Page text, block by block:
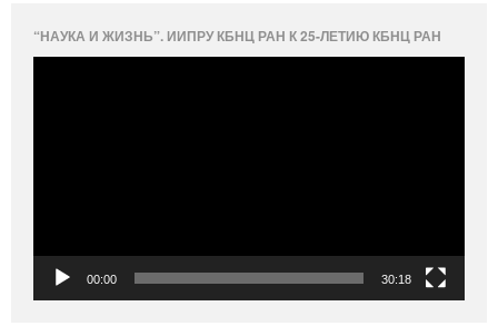
“НАУКА И ЖИЗНЬ”. ИИПРУ КБНЦ РАН К 25-ЛЕТИЮ КБНЦ РАН
00:00 30:18